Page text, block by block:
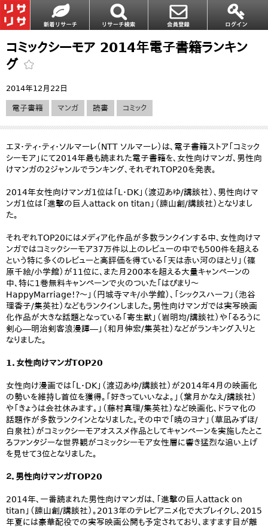
コミックシーモア 2014年電子書籍ランキン
グ
2014年12月22日
電子書籍 マンガ 読書 コミック
エヌ・ティ・ティ・ソルマーレ（NTT ソルマーレ）は、電子書籍ストア「コミック
シーモア」にて2014年最も読まれた電子書籍を、女性向けマンガ、男性向
けマンガの2ジャンルでランキング、それぞれTOP20を発表。
2014年女性向けマンガ1位は「L･DK」（渡辺あゆ/講談社）、男性向けマ
ンガ1位は「進撃の巨人attack on titan」（諫山創/講談社）となりまし
た。
それぞれTOP20にはメディア化作品が多数ランクインする中、女性向けマ
ンガではコミックシーモア37万件以上のレビューの中でも500件を超える
という特に多くのレビューと高評価を得ている「天は赤い河のほとり」（篠
原千絵/小学館）が11位に、また月200本を超える大量キャンペーンの
中、特に1巻無料キャンペーンで火のついた「はぴまり～
HappyMarriage!?～」（円城寺マキ/小学館）、「シックスハーフ」（池谷
理香子/集英社）などもランクインしました。男性向けマンガでは実写映画
化作品が大きな話題となっている「寄生獣」（岩明均/講談社）や「るろうに
剣心―明治剣客浪漫譚―」（和月伸宏/集英社）などがランキング入りと
なりました。
1．女性向けマンガTOP20
女性向け漫画では「L･DK」（渡辺あゆ/講談社）が2014年4月の映画化
の勢いを維持し首位を獲得。「好きっていいなよ。」（葉月かなえ/講談社）
や「きょうは会社休みます。」（藤村真理/集英社）など映画化、ドラマ化の
話題作が多数ランクインとなりました。その中で「暁のヨナ」（草凪みずほ/
白泉社）がコミックシーモアオススメ作品としてキャンペーンを実施したとこ
ろファンタジーな世界観がコミックシーモア女性層に響き猛烈な追い上げ
を見せて3位となりました。
２．男性向けマンガTOP20
2014年、一番読まれた男性向けマンガは、「進撃の巨人attack on
titan」（諫山創/講談社）。2013年のテレビアニメ化で大ブレイクし、2015
年夏には豪華配役での実写映画公開も予定されており、ますます目が離